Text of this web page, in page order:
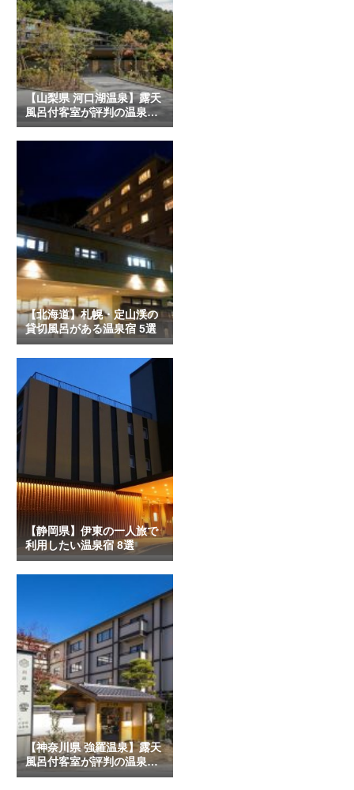
【山梨県 河口湖温泉】露天
風呂付客室が評判の温泉宿
11選
【北海道】札幌・定山渓の
貸切風呂がある温泉宿 5選
【静岡県】伊東の一人旅で
利用したい温泉宿 8選
【神奈川県 強羅温泉】露天
風呂付客室が評判の温泉宿
13選